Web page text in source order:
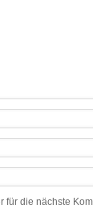
für die nächste